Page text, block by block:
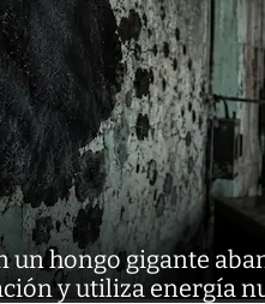
un hongo gigante
y utiliza energía